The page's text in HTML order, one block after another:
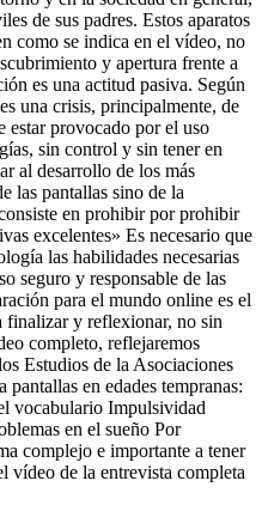
de sus padres. Estos aparatos
como se indica en el vídeo, no
y apertura frente a
es una actitud pasiva. Según
una crisis, principalmente, de
estar provocado por el uso
sin control y sin tener en
al desarrollo de los más
las pantallas sino de la
en prohibir por prohibir
excelentes» Es necesario que
las habilidades necesarias
seguro y responsable de las
para el mundo online es el
y reflexionar, no sin
completo, reflejaremos
Estudios de la Asociaciones
en edades tempranas:
vocabulario Impulsividad
en el sueño Por
complejo e importante a tener
vídeo de la entrevista completa